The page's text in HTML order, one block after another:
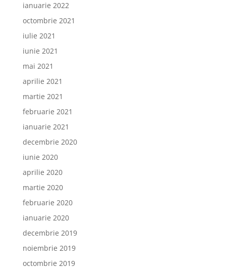
ianuarie 2022
octombrie 2021
iulie 2021
iunie 2021
mai 2021
aprilie 2021
martie 2021
februarie 2021
ianuarie 2021
decembrie 2020
iunie 2020
aprilie 2020
martie 2020
februarie 2020
ianuarie 2020
decembrie 2019
noiembrie 2019
octombrie 2019